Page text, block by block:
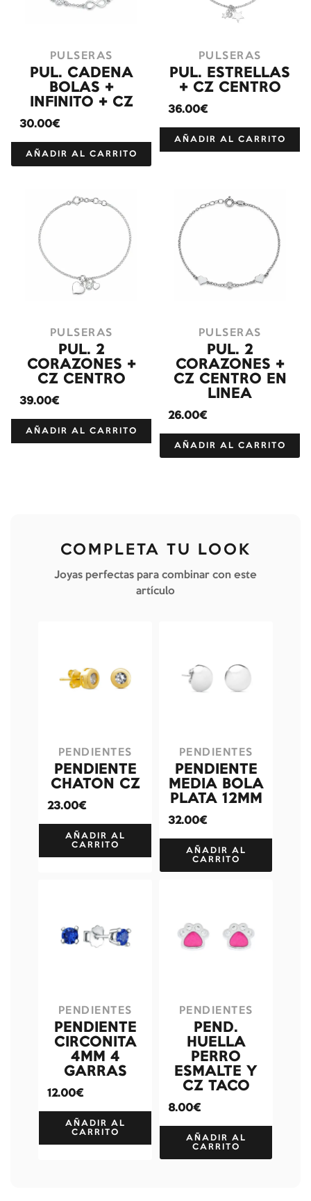
PULSERAS
PUL. CADENA
BOLAS +
INFINITO + CZ
30.00€
AÑADIR AL CARRITO
PULSERAS
PUL. ESTRELLAS
+ CZ CENTRO
36.00€
AÑADIR AL CARRITO
PULSERAS
PUL. 2
CORAZONES +
CZ CENTRO
39.00€
AÑADIR AL CARRITO
PULSERAS
PUL. 2
CORAZONES +
CZ CENTRO EN
LINEA
26.00€
AÑADIR AL CARRITO
COMPLETA TU LOOK
Joyas perfectas para combinar con este
artículo
PENDIENTES
PENDIENTE
CHATON CZ
23.00€
AÑADIR AL
CARRITO
PENDIENTES
PENDIENTE
MEDIA BOLA
PLATA 12MM
32.00€
AÑADIR AL
CARRITO
PENDIENTES
PENDIENTE
CIRCONITA
4MM 4
GARRAS
12.00€
AÑADIR AL
CARRITO
PENDIENTES
PEND.
HUELLA
PERRO
ESMALTE Y
CZ TACO
8.00€
AÑADIR AL
CARRITO